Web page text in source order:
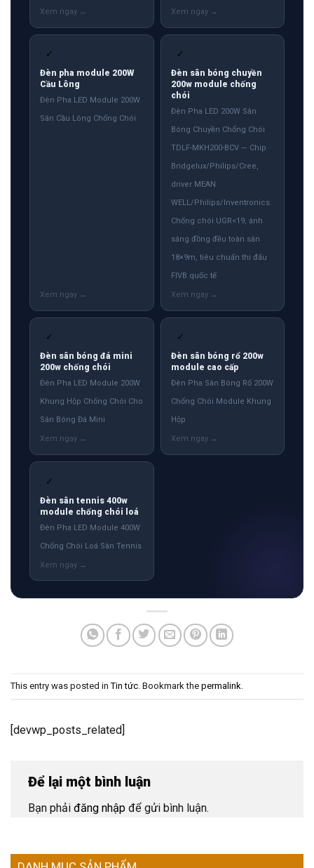
✓
Đèn pha module 200W
Cầu Lông
Đèn Pha LED Module 200W
Sân Cầu Lông Chống Chói
✓
Đèn sân bóng chuyền
200w module chống
chói
Đèn Pha LED 200W Sân
Bóng Chuyền Chống Chói
TDLF-MKH200-BCV — Chip
Bridgelux/Philips/Cree,
driver MEAN
WELL/Philips/Inventronics.
Chống chói UGR<19, ánh
sáng đồng đều toàn sân
18×9m, tiêu chuẩn thi đấu
FIVB quốc tế
✓
Đèn sân bóng đá mini
200w chống chói
Đèn Pha LED Module 200W
Khung Hộp Chống Chói Cho
Sân Bóng Đá Mini
✓
Đèn sân bóng rổ 200w
module cao cấp
Đèn Pha Sân Bóng Rổ 200W
Chống Chói Module Khung
Hộp
✓
Đèn sân tennis 400w
module chống chói loá
Đèn Pha LED Module 400W
Chống Chói Loá Sân Tennis
This entry was posted inTin tức . Bookmark the permalink
[devwp_posts_related]
Để lại một bình luận
Bạn phải đăng nhập để gửi bình luận.